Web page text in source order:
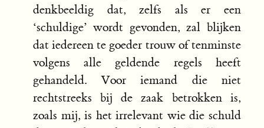
denkbeeldig dat, zelfs als er een
‘schuldige’ wordt gevonden, zal blijken
dat iedereen te goeder trouw of tenminste
volgens alle geldende regels heeft
gehandeld. Voor iemand die niet
rechtstreeks bij de zaak betrokken is,
zoals mij, is het irrelevant wie die schuld